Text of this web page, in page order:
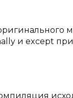
и except